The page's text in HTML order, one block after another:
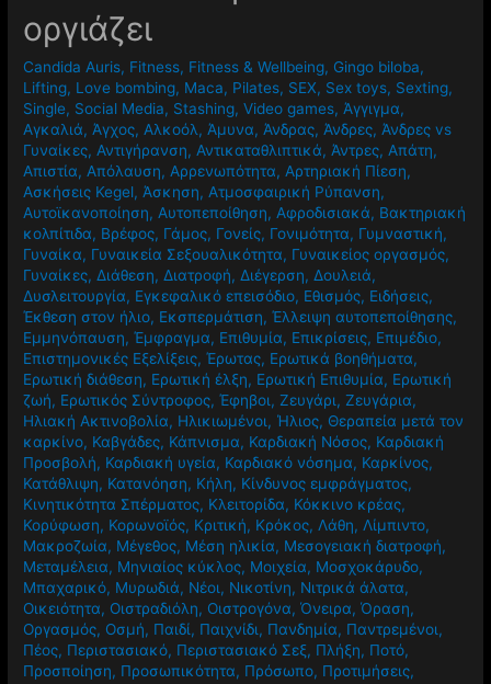
οργιάζει
Candida Auris, Fitness, Fitness & Wellbeing, Gingo biloba,
Lifting, Love bombing, Maca, Pilates, SEX, Sex toys, Sexting,
Single, Social Media, Stashing,Video games, Άγγιγμα,
Αγκαλιά, Άγχος, Αλκοόλ, Άμυνα, Άνδρας, Άνδρες, Άνδρες vs
Γυναίκες, Αντιγήρανση, Αντικαταθλιπτικά, Άντρες, Απάτη,
Απιστία, Απόλαυση, Αρρενωπότητα, Αρτηριακή Πίεση,
Ασκήσεις Kegel, Άσκηση, Ατμοσφαιρική Ρύπανση,
Αυτοϊκανοποίηση, Αυτοπεποίθηση, Αφροδισιακά, Βακτηριακή
κολπίτιδα, Βρέφος, Γάμος, Γονείς, Γονιμότητα, Γυμναστική,
Γυναίκα, Γυναικεία Σεξουαλικότητα, Γυναικείος οργασμός,
Γυναίκες, Διάθεση, Διατροφή, Διέγερση, Δουλειά,
Δυσλειτουργία, Εγκεφαλικό επεισόδιο, Εθισμός, Ειδήσεις,
Έκθεση στον ήλιο, Εκσπερμάτιση,Έλλειψη αυτοπεποίθησης,
Εμμηνόπαυση,Έμφραγμα, Επιθυμία, Επικρίσεις, Επιμέδιο,
Επιστημονικές Εξελίξεις,Έρωτας, Ερωτικά βοηθήματα,
Ερωτική διάθεση, Ερωτική έλξη, Ερωτική Επιθυμία, Ερωτική
ζωή, Ερωτικός Σύντροφος,Έφηβοι,Ζευγάρι,Ζευγάρια,
Ηλιακή Ακτινοβολία, Ηλικιωμένοι, Ήλιος, Θεραπεία μετά τον
καρκίνο, Καβγάδες, Κάπνισμα, Καρδιακή Νόσος, Καρδιακή
Προσβολή, Καρδιακή υγεία, Καρδιακό νόσημα, Καρκίνος,
Κατάθλιψη, Κατανόηση, Κήλη, Κίνδυνος εμφράγματος,
Κινητικότητα Σπέρματος, Κλειτορίδα, Κόκκινο κρέας,
Κορύφωση, Κορωνοϊός, Κριτική, Κρόκος, Λάθη, Λίμπιντο,
Μακροζωία, Μέγεθος, Μέση ηλικία, Μεσογειακή διατροφή,
Μεταμέλεια, Μηνιαίος κύκλος, Μοιχεία, Μοσχοκάρυδο,
Μπαχαρικό, Μυρωδιά, Νέοι, Νικοτίνη, Νιτρικά άλατα,
Οικειότητα, Οιστραδιόλη, Οιστρογόνα,Όνειρα,Όραση,
Οργασμός, Οσμή, Παιδί, Παιχνίδι, Πανδημία, Παντρεμένοι,
Πέος, Περιστασιακό, Περιστασιακό Σεξ, Πλήξη, Ποτό,
Προσποίηση, Προσωπικότητα, Πρόσωπο, Προτιμήσεις,